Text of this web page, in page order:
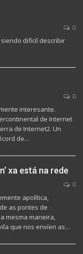
0
difícil describir
0
interesante.
de Internet
de Internet2. Un
de…
xa está na rede
0
apolítica,
as pontes de
mesma maneira,
que nos envíen as…